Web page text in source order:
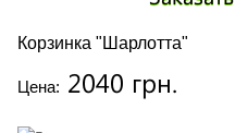
Корзинка "Шарлотта"
Цена: 2040 грн.